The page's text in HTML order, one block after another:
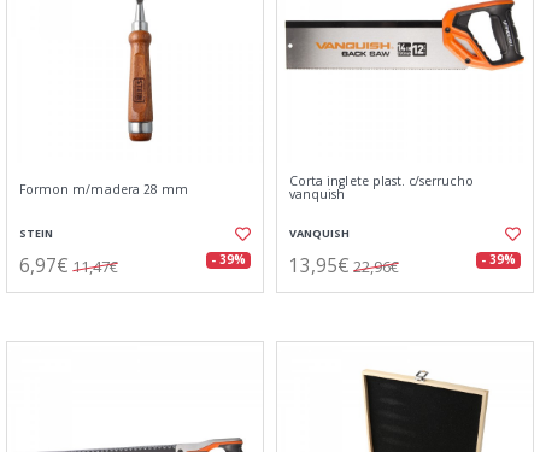
Formon m/madera 28 mm
STEIN
6,97€ 11,47€ - 39%
Corta inglete plast. c/serrucho
vanquish
VANQUISH
13,95€ 22,96€ - 39%